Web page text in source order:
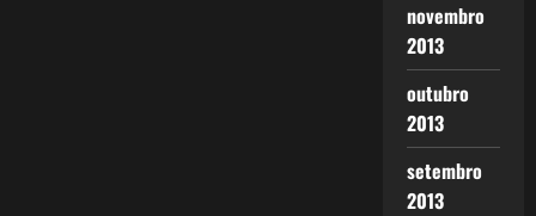
novembro
2013
outubro
2013
setembro
2013